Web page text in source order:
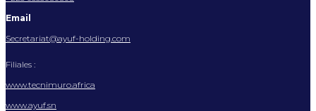
Email
Secretariat@ayuf-holding.com
Filiales :
www.tecnimuro.africa
www.ayuf.sn